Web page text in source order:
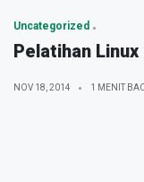
Uncategorized
Pelatihan
NOV 18, 2014 1 MENIT